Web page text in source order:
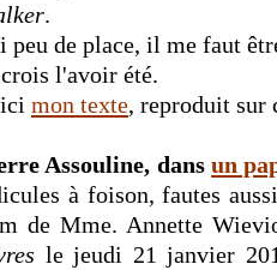
.
peu de place, il me faut
l'avoir été.
mon texte, reproduit sur
Assouline, dansun
à foison, fautes
de Mme. Annette
le jeudi 21 janvier